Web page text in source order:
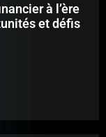
à l’ère
et défis